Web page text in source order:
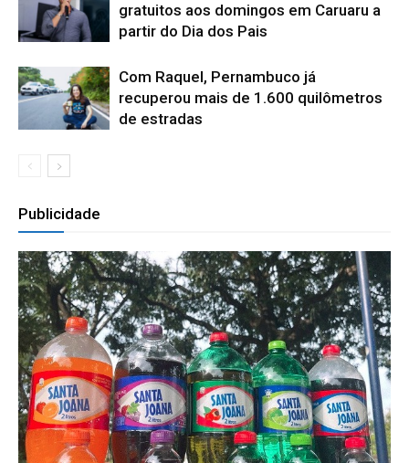
gratuitos aos domingos em Caruaru a
partir do Dia dos Pais
Com Raquel, Pernambuco já
recuperou mais de 1.600 quilômetros
de estradas
Publicidade